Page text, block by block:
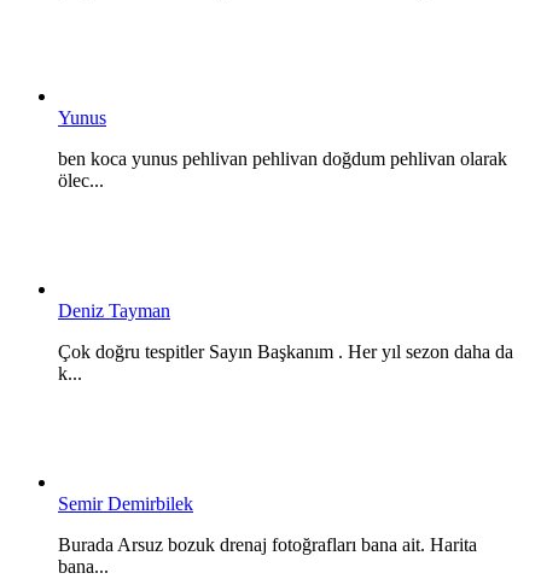
Yunus
ben koca yunus pehlivan pehlivan doğdum pehlivan olarak
ölec...
Deniz Tayman
Çok doğru tespitler Sayın Başkanım . Her yıl sezon daha da
k...
Semir Demirbilek
Burada Arsuz bozuk drenaj fotoğrafları bana ait. Harita
bana...